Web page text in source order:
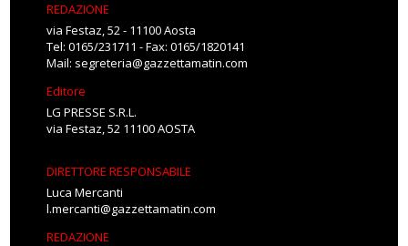
REDAZIONE
via Festaz, 52 - 11100 Aosta
Tel: 0165/231711 - Fax: 0165/1820141
Mail: segreteria@gazzettamatin.com
Editore
LG PRESSE S.R.L.
via Festaz, 52 11100 AOSTA
DIRETTORE RESPONSABILE
Luca Mercanti
l.mercanti@gazzettamatin.com
REDAZIONE